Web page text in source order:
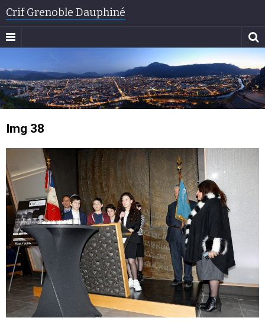
Crif Grenoble Dauphiné
Img 38